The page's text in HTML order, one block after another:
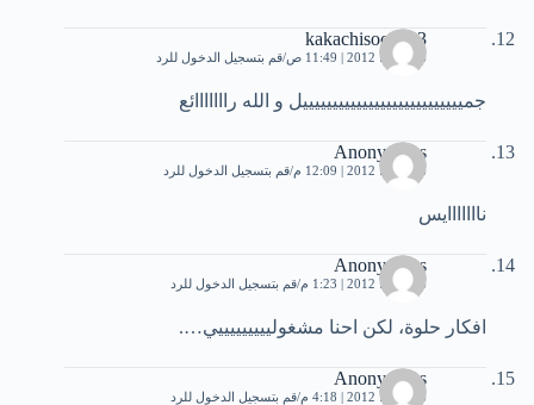
kakachisoco123
26 يونيو، 2012 | 11:49 ص قم بتسجيل الدخول للرد
جميييييييييييييييييييييييييييل و الله رااااااائع
Anonymous
26 يونيو، 2012 | 12:09 م قم بتسجيل الدخول للرد
نااااااايس
Anonymous
26 يونيو، 2012 | 1:23 م قم بتسجيل الدخول للرد
افكار حلوة، لكن احنا مشغوليييييييييي….
Anonymous
26 يونيو، 2012 | 4:18 م قم بتسجيل الدخول للرد